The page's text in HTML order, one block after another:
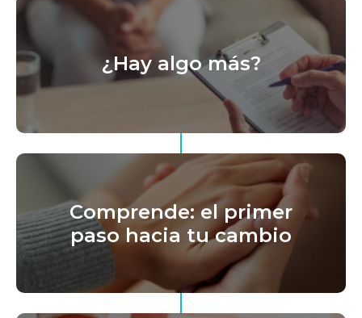
¿Hay algo más?
Comprende: el primer
paso hacia tu cambio